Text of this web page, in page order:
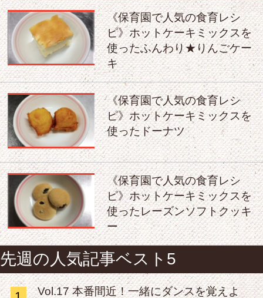
《保育園で人気の食育レシ
ピ》ホットケーキミックスを
使ったふんわり★りんごケー
キ
《保育園で人気の食育レシ
ピ》ホットケーキミックスを
使ったドーナツ
《保育園で人気の食育レシ
ピ》ホットケーキミックスを
使ったレーズンソフトクッキ
ー
先週の人気記事ベスト5
Vol.17 本番間近！一緒にダンスを覚えよ